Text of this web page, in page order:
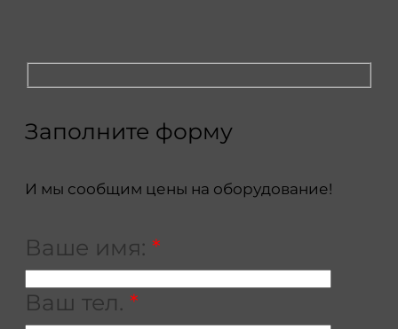
Заполните форму
И мы сообщим цены на оборудование!
Ваше имя: *
Ваш тел. *